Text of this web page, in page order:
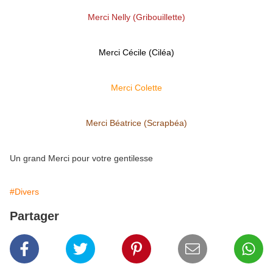
Merci Nelly (Gribouillette)
Merci Cécile (Ciléa)
Merci Colette
Merci Béatrice (Scrapbéa)
Un grand Merci pour votre gentilesse
#Divers
Partager